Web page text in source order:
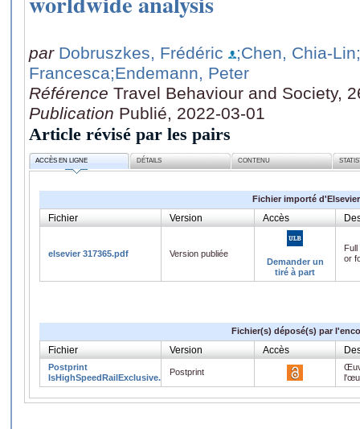
par Dobruszkes, Frédéric ;Chen, Chia-Lin
Francesca;Endemann, Peter
Référence Travel Behaviour and Society,
Publication Publié, 2022-03-01
Article révisé par les pairs
ACCÈS EN LIGNE DÉTAILS CONTENU
Fichier importé d'Elsevier
Fichier Version Accès
elsevier 317365.pdf
Version publiée
Demander un
tiré à part
or
Fichier(s) déposé(s) par
Fichier Version Accès
Postprint
IsHighSpeedRailExclusive.pdf
Postprint